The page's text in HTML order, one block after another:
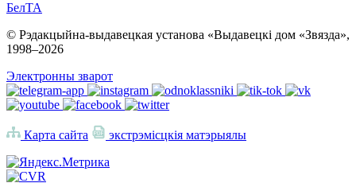
БелТА
© Рэдакцыйна-выдавецкая установа «Выдавецкі дом «Звязда»,
1998–2026
Электронны зварот
Карта сайта экстрэмісцкія матэрыялы